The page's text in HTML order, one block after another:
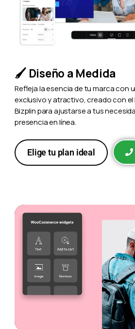
🖌️ Diseño a Medida
Refleja la esencia de tu marca con
exclusivo y atractivo, creado con el
Bizplin para ajustarse a tus
presencia en línea.
Elige tu plan ideal